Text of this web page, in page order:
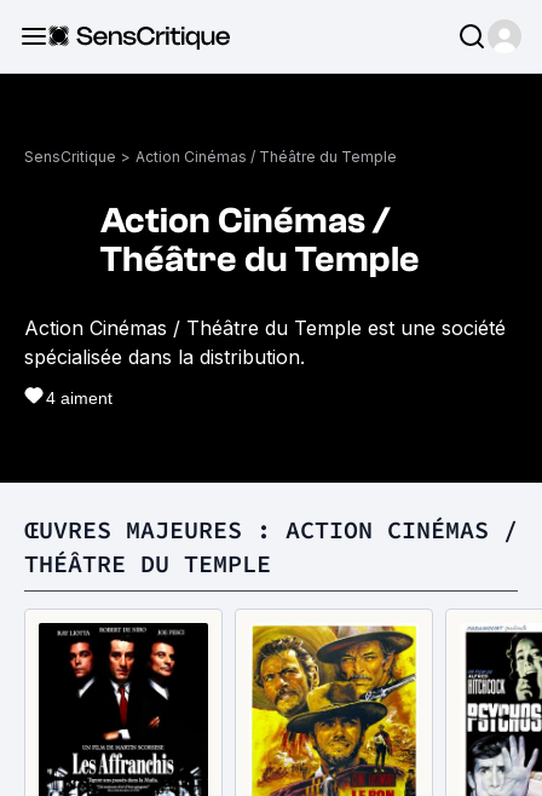
SensCritique > Action Cinémas / Théâtre du Temple
Action Cinémas /
Théâtre du Temple
Action Cinémas / Théâtre du Temple est une société
spécialisée dans la distribution.
4 aiment
ŒUVRES MAJEURES : ACTION CINÉMAS /
THÉÂTRE DU TEMPLE